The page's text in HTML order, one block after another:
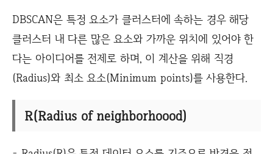
DBSCAN은 특정 요소가 클러스터에 속하는 경우 해당
클러스터 내 다른 많은 요소와 가까운 위치에 있어야 한
다는 아이디어를 전제로 하며, 이 계산을 위해 직경
(Radius)와 최소 요소(Minimum points)를 사용한다.
R(Radius of neighborhoood)